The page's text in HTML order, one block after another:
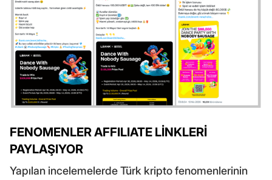
FENOMENLER AFFILIATE LİNKLERİ
PAYLAŞIYOR
Yapılan incelemelerde Türk kripto fenomenlerinin